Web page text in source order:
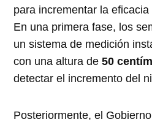
para incrementar la
En una primera fase, los
un sistema de medición
con una altura de50
detectar el incremento del
Posteriormente, el